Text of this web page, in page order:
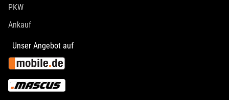
PKW
Ankauf
Unser Angebot auf